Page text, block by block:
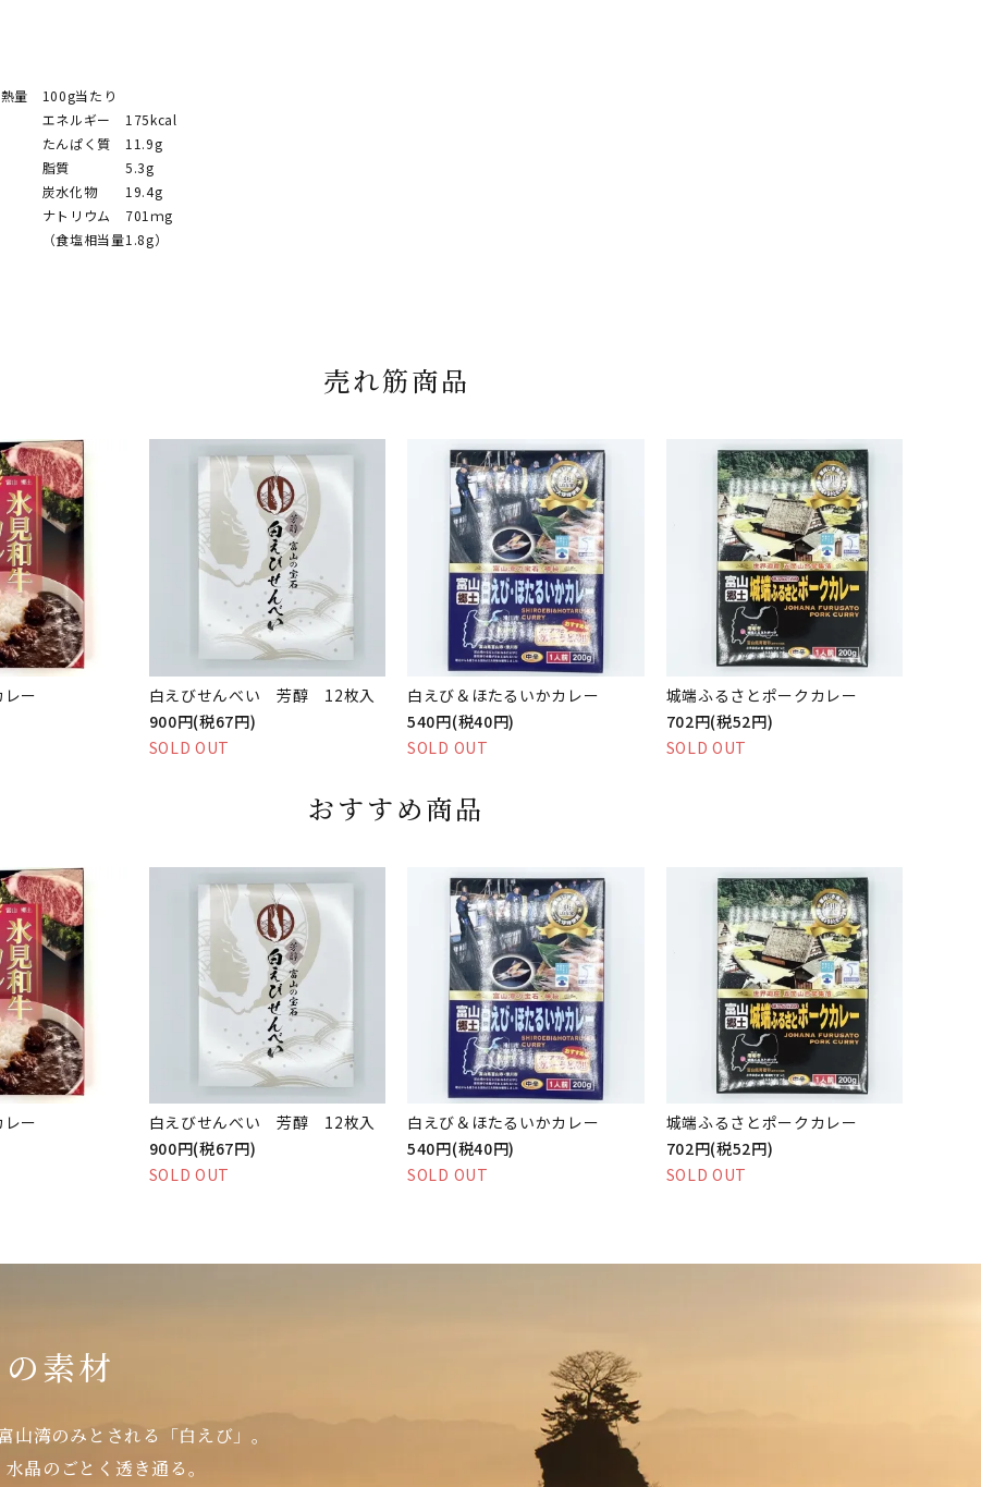
量 100g当たり
ー 175kcal
質 11.9g
5.3g
物 19.4g
ム 701ｍg
当量1.8g）
売れ筋商品
ー
白えびせんべい 芳醇 12枚入
900円(税67円)
SOLD OUT
白えび＆ほたるいかカレー
540円(税40円)
SOLD OUT
城端ふるさとポークカレー
702円(税52円)
SOLD OUT
おすすめ商品
ー
白えびせんべい 芳醇 12枚入
900円(税67円)
SOLD OUT
白えび＆ほたるいかカレー
540円(税40円)
SOLD OUT
城端ふるさとポークカレー
702円(税52円)
SOLD OUT
素材
湾のみとされる「白えび」。
晶のごとく透き通る。